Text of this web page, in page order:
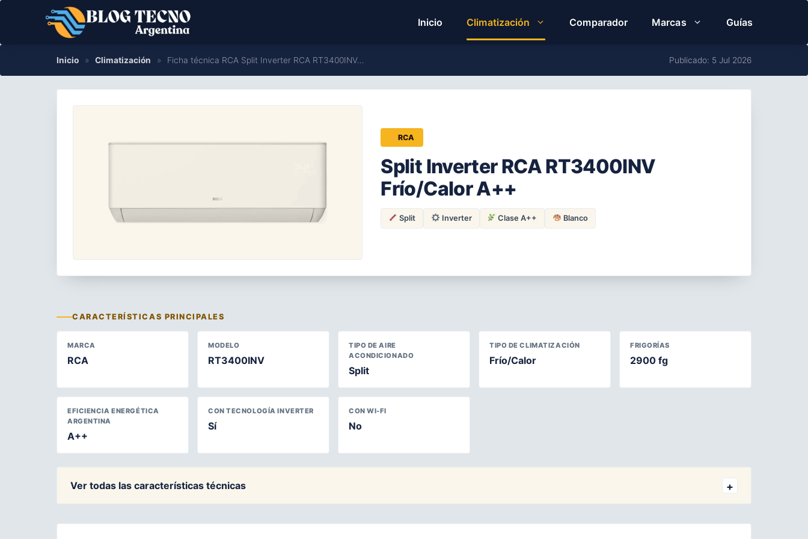
Inicio Climatización Comparador Marcas Guías
Inicio » Climatización » Ficha técnica RCA Split Inverter RCA RT3400INV… Publicado: 5 Jul 2026
RCA
Split Inverter RCA RT3400INV
Frío/Calor A++
Split Inverter Clase A++ Blanco
CARACTERÍSTICAS PRINCIPALES
MARCA
RCA
MODELO
RT3400INV
TIPO DE AIRE
ACONDICIONADO
Split
TIPO DE CLIMATIZACIÓN
Frío/Calor
FRIGORÍAS
2900 fg
EFICIENCIA ENERGÉTICA
ARGENTINA
A++
CON TECNOLOGÍA INVERTER
Sí
CON WI-FI
No
Ver todas las características técnicas